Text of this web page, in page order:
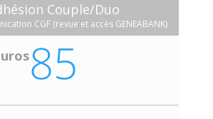
Couple/Duo
CGF (revue et accès GENEABANK)
85